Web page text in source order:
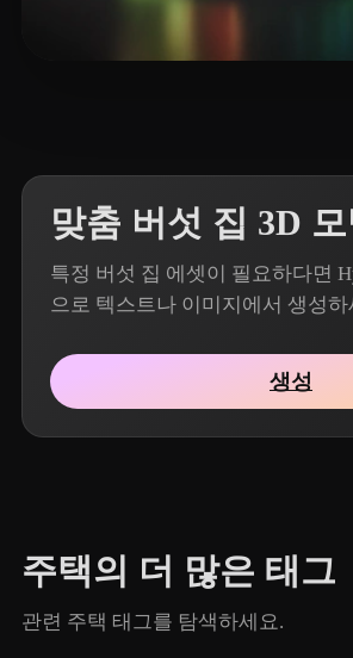
맞춤 버섯 집 3D
특정 버섯 집 에셋이 필요하다면
으로 텍스트나 이미지에서 생성하
생성
주택의 더 많은 태그
관련 주택 태그를 탐색하세요.